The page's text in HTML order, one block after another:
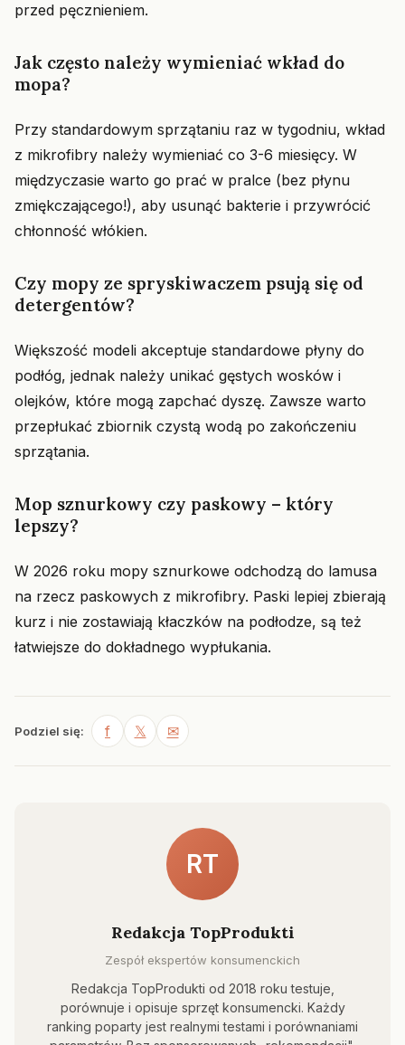
przed pęcznieniem.
Jak często należy wymieniać wkład do
mopa?
Przy standardowym sprzątaniu raz w tygodniu, wkład
z mikrofibry należy wymieniać co 3-6 miesięcy. W
międzyczasie warto go prać w pralce (bez płynu
zmiękczającego!), aby usunąć bakterie i przywrócić
chłonność włókien.
Czy mopy ze spryskiwaczem psują się od
detergentów?
Większość modeli akceptuje standardowe płyny do
podłóg, jednak należy unikać gęstych wosków i
olejków, które mogą zapchać dyszę. Zawsze warto
przepłukać zbiornik czystą wodą po zakończeniu
sprzątania.
Mop sznurkowy czy paskowy – który
lepszy?
W 2026 roku mopy sznurkowe odchodzą do lamusa
na rzecz paskowych z mikrofibry. Paski lepiej zbierają
kurz i nie zostawiają kłaczków na podłodze, są też
łatwiejsze do dokładnego wypłukania.
Podziel się: f 𝕏 ✉
RT
Redakcja TopProdukti
Zespół ekspertów konsumenckich
Redakcja TopProdukti od 2018 roku testuje,
porównuje i opisuje sprzęt konsumencki. Każdy
ranking poparty jest realnymi testami i porównaniami